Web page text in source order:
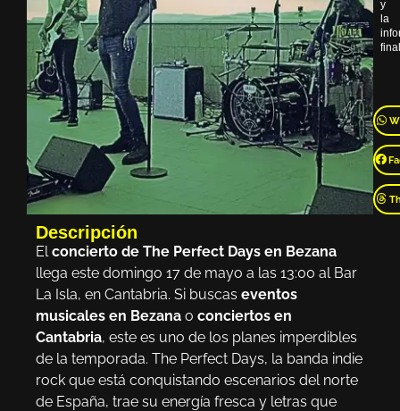
y
la
Descripción
El concierto de The Perfect Days en Bezana
llega este domingo 17 de mayo a las 13:00 al Bar
La Isla, en Cantabria. Si buscas eventos
musicales en Bezana o conciertos en
Cantabria, este es uno de los planes imperdibles
de la temporada. The Perfect Days, la banda indie
rock que está conquistando escenarios del norte
de España, trae su energía fresca y letras que